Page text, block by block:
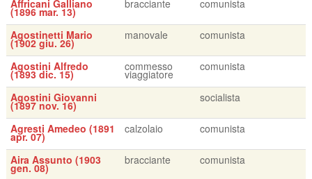
Affricani Galliano
(1896 mar. 13)
bracciante comunista
Agostinetti Mario
(1902 giu. 26)
manovale comunista
Agostini Alfredo
(1893 dic. 15)
commesso
viaggiatore
comunista
Agostini Giovanni
(1897 nov. 16)
socialista
Agresti Amedeo (1891
apr. 07)
calzolaio comunista
Aira Assunto (1903
gen. 08)
bracciante comunista